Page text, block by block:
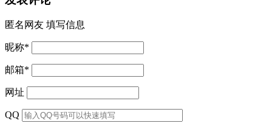
匿名网友 填写信息
昵称*
邮箱*
网址
QQ